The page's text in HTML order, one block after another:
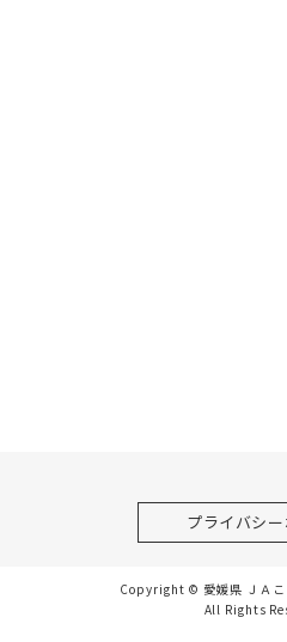
プライバシ
Copyright © 愛媛県 ＪＡこ
All Rights